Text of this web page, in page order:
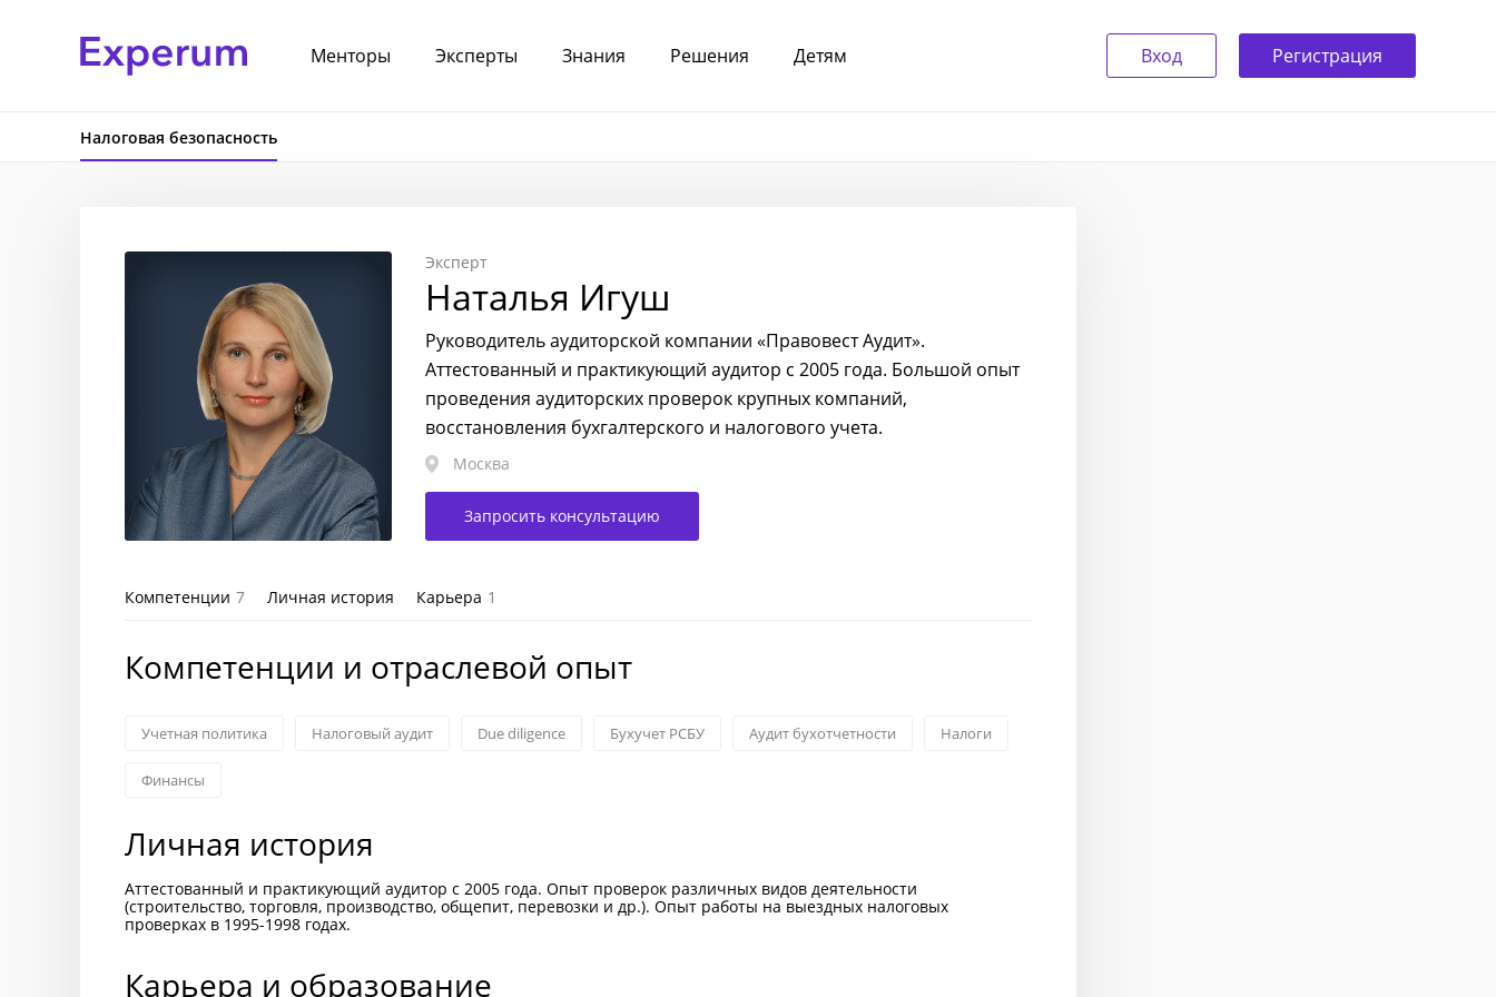
Менторы Эксперты Знания Решения Детям Вход Регистрация
Налоговая безопасность
Эксперт
Наталья Игуш
Руководитель аудиторской компании «Правовест Аудит».
Аттестованный и практикующий аудитор с 2005 года. Большой опыт
проведения аудиторских проверок крупных компаний,
восстановления бухгалтерского и налогового учета.
Москва
Запросить консультацию
Компетенции 7 Личная история Карьера 1
Компетенции и отраслевой опыт
Учетная политика Налоговый аудит Due diligence Бухучет РСБУ Aудит бухотчетности Налоги
Финансы
Личная история
Аттестованный и практикующий аудитор с 2005 года. Опыт проверок различных видов деятельности
(строительство, торговля, производство, общепит, перевозки и др.). Опыт работы на выездных налоговых
проверках в 1995-1998 годах.
Карьера и образование